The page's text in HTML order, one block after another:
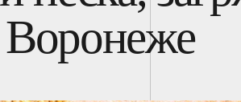
Воронеже